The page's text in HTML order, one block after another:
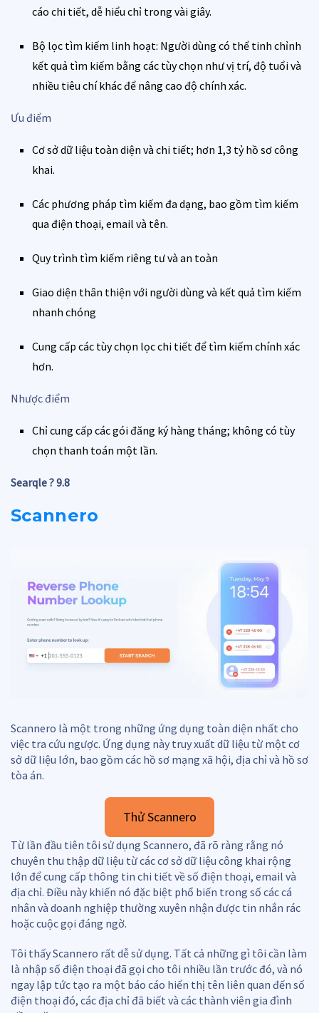
cáo chi tiết, dễ hiểu chỉ trong vài giây.
Bộ lọc tìm kiếm linh hoạt: Người dùng có thể tinh chỉnh
kết quả tìm kiếm bằng các tùy chọn như vị trí, độ tuổi và
nhiều tiêu chí khác để nâng cao độ chính xác.
Ưu điểm
Cơ sở dữ liệu toàn diện và chi tiết; hơn 1,3 tỷ hồ sơ công
khai.
Các phương pháp tìm kiếm đa dạng, bao gồm tìm kiếm
qua điện thoại, email và tên.
Quy trình tìm kiếm riêng tư và an toàn
Giao diện thân thiện với người dùng và kết quả tìm kiếm
nhanh chóng
Cung cấp các tùy chọn lọc chi tiết để tìm kiếm chính xác
hơn.
Nhược điểm
Chỉ cung cấp các gói đăng ký hàng tháng; không có tùy
chọn thanh toán một lần.
Searqle ?9.8
Scannero
Scannero là một trong những ứng dụng toàn diện nhất cho
việc tra cứu ngược. Ứng dụng này truy xuất dữ liệu từ một cơ
sở dữ liệu lớn, bao gồm các hồ sơ mạng xã hội, địa chỉ và hồ sơ
tòa án.
Thử Scannero
Từ lần đầu tiên tôi sử dụng Scannero, đã rõ ràng rằng nó
chuyên thu thập dữ liệu từ các cơ sở dữ liệu công khai rộng
lớn để cung cấp thông tin chi tiết về số điện thoại, email và
địa chỉ. Điều này khiến nó đặc biệt phổ biến trong số các cá
nhân và doanh nghiệp thường xuyên nhận được tin nhắn rác
hoặc cuộc gọi đáng ngờ.
Tôi thấy Scannero rất dễ sử dụng. Tất cả những gì tôi cần làm
là nhập số điện thoại đã gọi cho tôi nhiều lần trước đó, và nó
ngay lập tức tạo ra một báo cáo hiển thị tên liên quan đến số
điện thoại đó, các địa chỉ đã biết và các thành viên gia đình